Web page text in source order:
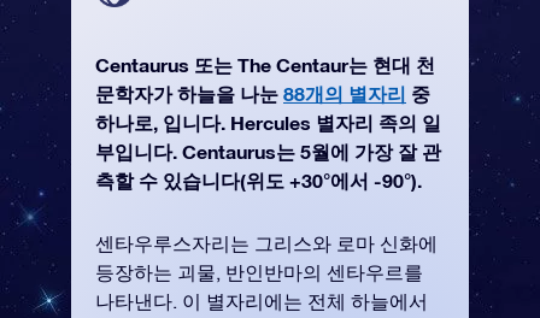
Centaurus 또는 The Centaur는 현대 천
문학자가 하늘을 나눈 88개의 별자리 중
하나로, 입니다. Hercules 별자리 족의 일
부입니다. Centaurus는 5월에 가장 잘 관
측할 수 있습니다(위도 +30°에서 -90°).
센타우루스자리는 그리스와 로마 신화에
등장하는 괴물, 반인반마의 센타우르를
나타낸다. 이 별자리에는 전체 하늘에서